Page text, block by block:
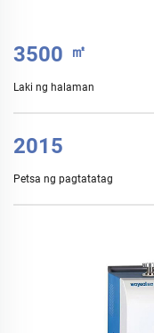
3500 ㎡
Laki ng halaman
2015
Petsa ng pagtatatag